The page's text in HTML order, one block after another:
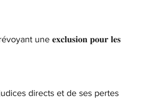
une 𝐞𝐱𝐜𝐥𝐮𝐬𝐢𝐨𝐧 𝐩𝐨𝐮𝐫 𝐥𝐞𝐬
directs et de ses pertes